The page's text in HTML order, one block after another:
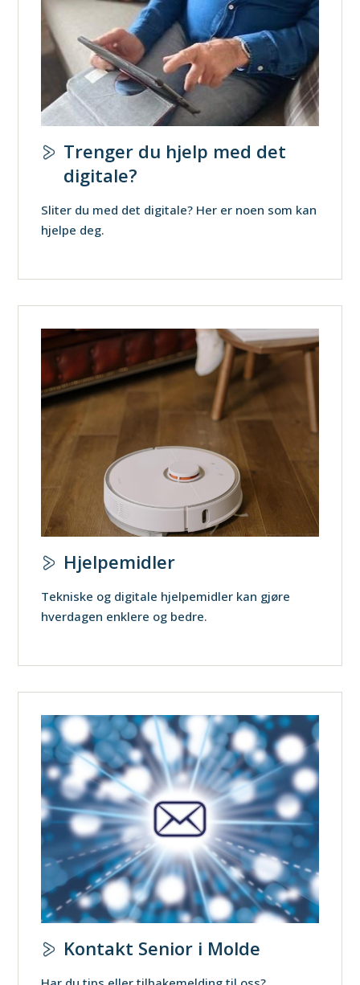
Trenger du hjelp med det
digitale?
Sliter du med det digitale? Her er noen som kan
hjelpe deg.
Hjelpemidler
Tekniske og digitale hjelpemidler kan gjøre
hverdagen enklere og bedre.
Kontakt Senior i Molde